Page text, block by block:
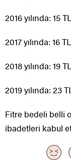
2016 yılında: 15 TL
2017 yılında: 16 TL
2018 yılında: 19 TL
2019 yılında: 23 TL
Fitre bedeli belli
ibadetleri kabul